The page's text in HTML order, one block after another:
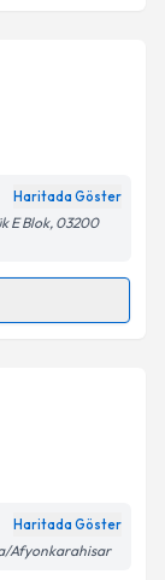
talebi
için bir
Aydınlatma
belirtilen
Haritada Göster
E Blok, 03200
talebi
için bir
Haritada Göster
Afyonkarahisar